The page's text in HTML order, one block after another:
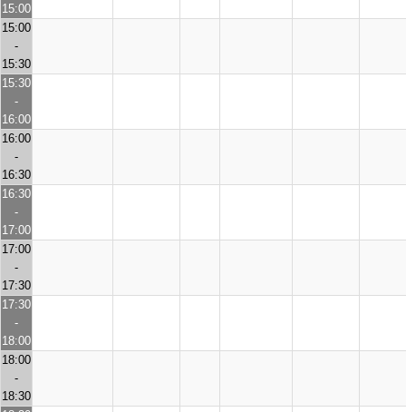
15:00
15:00
-
15:30
15:30
-
16:00
16:00
-
16:30
16:30
-
17:00
17:00
-
17:30
17:30
-
18:00
18:00
-
18:30